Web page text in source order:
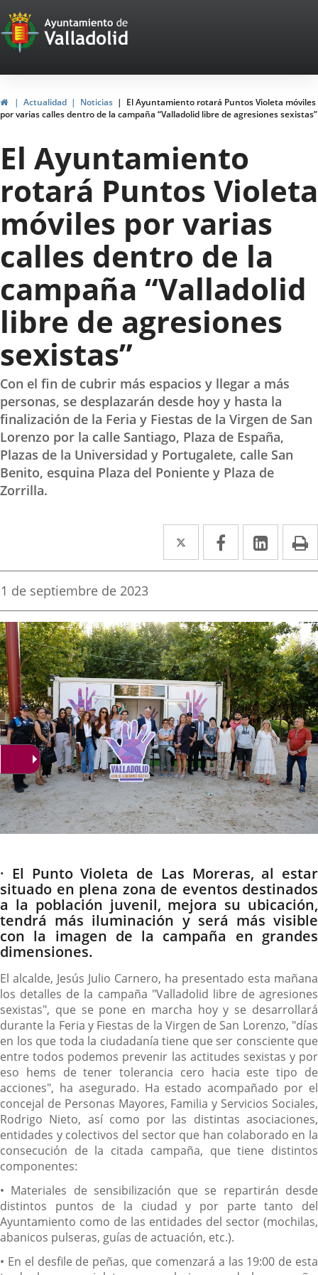
Portal
Web
del
Ayuntamiento
de
Valladolid
InicioActualidad Noticias
El Ayuntamiento rotará Puntos Violeta móviles
por varias calles dentro de la campaña “Valladolid libre de agresiones sexistas”
El Ayuntamiento
rotará Puntos Violeta
móviles por varias
calles dentro de la
campaña “Valladolid
libre de agresiones
sexistas”
Con el fin de cubrir más espacios y llegar a más
personas, se desplazarán desde hoy y hasta la
finalización de la Feria y Fiestas de la Virgen de San
Lorenzo por la calle Santiago, Plaza de España,
Plazas de la Universidad y Portugalete, calle San
Benito, esquina Plaza del Poniente y Plaza de
Zorrilla.
Twitter
Enlace
a
aplicación
externa.
Facebook
Enlace
a
aplicación
externa.
Enlace
a
Fecha
la
noticia
1 de septiembre de 2023
Descripción
· El Punto Violeta de Las Moreras, al estar
situado en plena zona de eventos destinados
a la población juvenil, mejora su ubicación,
tendrá más iluminación y será más visible
con la imagen de la campaña en grandes
dimensiones.
El alcalde, Jesús Julio Carnero, ha presentado esta mañana
los detalles de la campaña "Valladolid libre de agresiones
sexistas", que se pone en marcha hoy y se desarrollará
durante la Feria y Fiestas de la Virgen de San Lorenzo, "días
en los que toda la ciudadanía tiene que ser consciente que
entre todos podemos prevenir las actitudes sexistas y por
eso hems de tener tolerancia cero hacia este tipo de
acciones", ha asegurado. Ha estado acompañado por el
concejal de Personas Mayores, Familia y Servicios Sociales,
Rodrigo Nieto, así como por las distintas asociaciones,
entidades y colectivos del sector que han colaborado en la
consecución de la citada campaña, que tiene distintos
componentes:
• Materiales de sensibilización que se repartirán desde
distintos puntos de la ciudad y por parte tanto del
Ayuntamiento como de las entidades del sector (mochilas,
abanicos pulseras, guías de actuación, etc.).
• En el desfile de peñas, que comenzará a las 19:00 de esta